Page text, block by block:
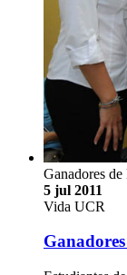
Ganadores
5 jul 2011
Vida UCR